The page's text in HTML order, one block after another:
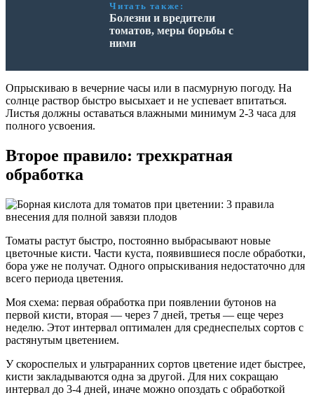
Читать также:
Болезни и вредители
томатов, меры борьбы с
ними
Опрыскиваю в вечерние часы или в пасмурную погоду. На
солнце раствор быстро высыхает и не успевает впитаться.
Листья должны оставаться влажными минимум 2-3 часа для
полного усвоения.
Второе правило: трехкратная
обработка
Томаты растут быстро, постоянно выбрасывают новые
цветочные кисти. Части куста, появившиеся после обработки,
бора уже не получат. Одного опрыскивания недостаточно для
всего периода цветения.
Моя схема: первая обработка при появлении бутонов на
первой кисти, вторая — через 7 дней, третья — еще через
неделю. Этот интервал оптимален для среднеспелых сортов с
растянутым цветением.
У скороспелых и ультраранних сортов цветение идет быстрее,
кисти закладываются одна за другой. Для них сокращаю
интервал до 3-4 дней, иначе можно опоздать с обработкой